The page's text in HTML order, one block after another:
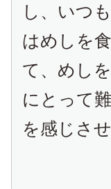
し、いつ
はめしを
て、めし
にとって
を感じさ